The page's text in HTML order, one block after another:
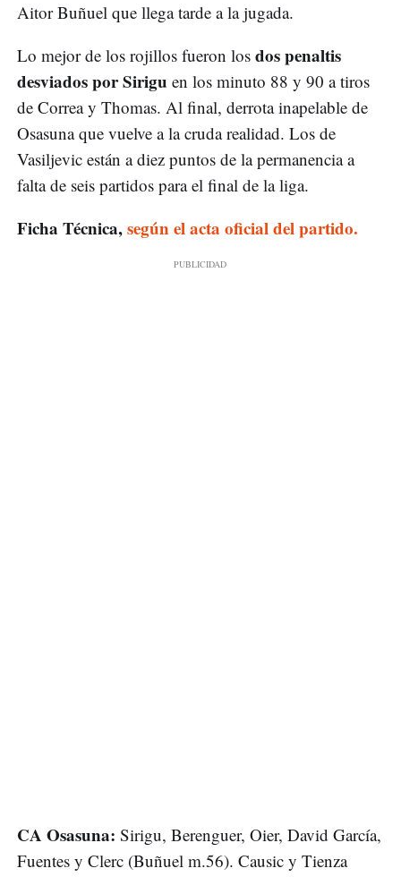
Aitor Buñuel que llega tarde a la jugada.
Lo mejor de los rojillos fueron los dos penaltis
desviados por Sirigu en los minuto 88 y 90 a tiros
de Correa y Thomas. Al final, derrota inapelable de
Osasuna que vuelve a la cruda realidad. Los de
Vasiljevic están a diez puntos de la permanencia a
falta de seis partidos para el final de la liga.
Ficha Técnica,según el acta oficial del partido.
CA Osasuna: Sirigu, Berenguer, Oier, David García,
Fuentes y Clerc (Buñuel m.56). Causic y Tienza